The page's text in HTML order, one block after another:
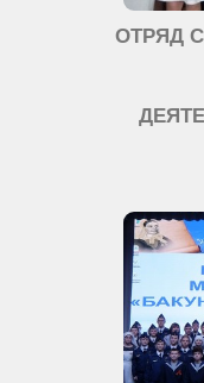
ОТРЯД